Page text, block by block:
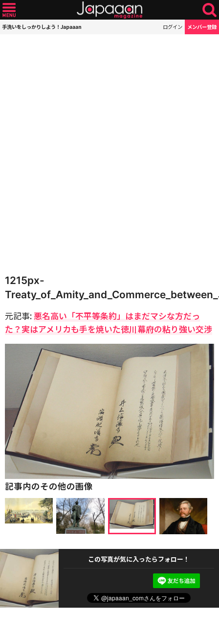
手洗いをしっかりしよう！Japaaan ログイン メンバー登録
1215px-
元記事:悪名高い「不平等条約」はまだマシな方だっ
た？実はアメリカも手を焼いた徳川幕府の粘り強い交渉
記事内のその他の画像
この写真が気に入ったらフォロー！